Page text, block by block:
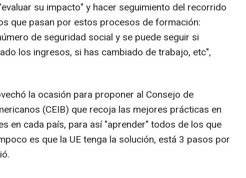
su impacto" y hacer seguimiento del recorrido
que pasan por estos procesos de formación:
de seguridad social y se puede seguir si
los ingresos, si has cambiado de trabajo, etc",
la ocasión para proponer al Consejo de
(CEIB) que recoja las mejores prácticas en
en cada país, para así "aprender" todos de los que
es que la UE tenga la solución, está 3 pasos por